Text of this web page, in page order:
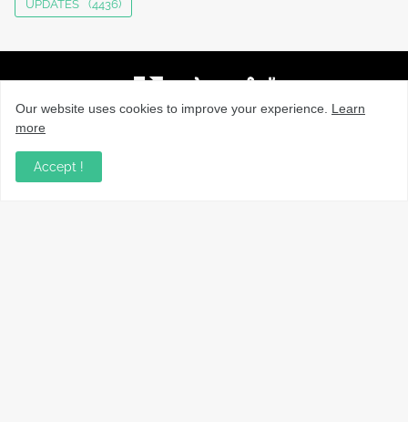
UPDATES (4436)
നാട്ടുവാർത്തകൾ, തൊഴിൽ, വിദ്യാഭ്യാസം, വാണിജ്യം,
ടെക്നോളജി സംബന്ധമായ വാർത്തകൾ, പൊതു/ഗവൺമെൻ്റ്
അറിയിപ്പുകൾ, വിനോദം എന്നിവയും മറ്റും ഉൾക്കൊള്ളുന്ന,
Our website uses cookies to improve your experience. Learn
more
Accept !